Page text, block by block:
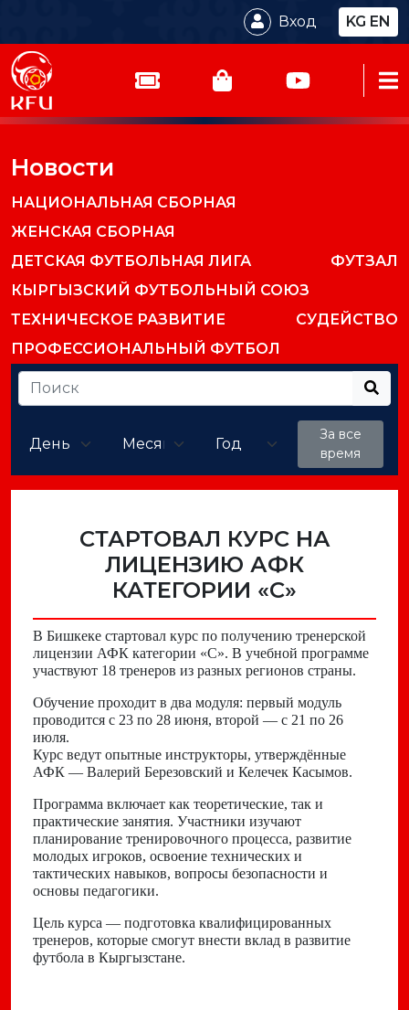
Вход KG EN
Новости
НАЦИОНАЛЬНАЯ СБОРНАЯ
ЖЕНСКАЯ СБОРНАЯ
ДЕТСКАЯ ФУТБОЛЬНАЯ ЛИГА
ФУТЗАЛ
КЫРГЫЗСКИЙ ФУТБОЛЬНЫЙ СОЮЗ
ТЕХНИЧЕСКОЕ РАЗВИТИЕ
СУДЕЙСТВО
ПРОФЕССИОНАЛЬНЫЙ ФУТБОЛ
За все
время
СТАРТОВАЛ КУРС НА
ЛИЦЕНЗИЮ АФК
КАТЕГОРИИ «С»
В Бишкеке стартовал курс по получению тренерской
лицензии АФК категории «С». В учебной программе
участвуют 18 тренеров из разных регионов страны.
Обучение проходит в два модуля: первый модуль
проводится с 23 по 28 июня, второй — с 21 по 26
июля.
Курс ведут опытные инструкторы, утверждённые
АФК — Валерий Березовский и Келечек Касымов.
Программа включает как теоретические, так и
практические занятия. Участники изучают
планирование тренировочного процесса, развитие
молодых игроков, освоение технических и
тактических навыков, вопросы безопасности и
основы педагогики.
Цель курса — подготовка квалифицированных
тренеров, которые смогут внести вклад в развитие
футбола в Кыргызстане.